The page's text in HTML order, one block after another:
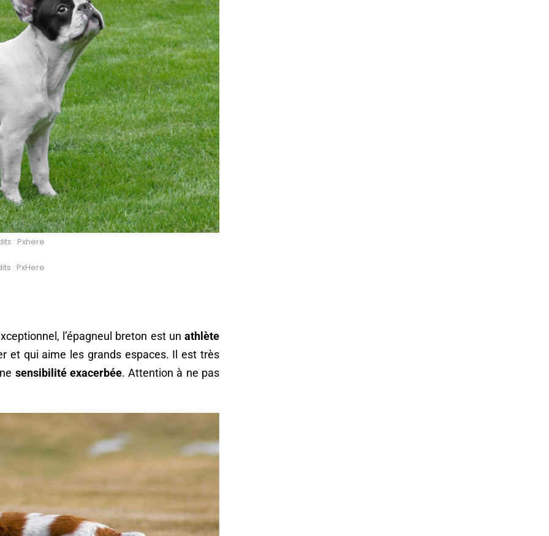
: Pxhere
: PxHere
l’épagneul breton est un athlète
et qui aime les grands espaces. Il est très
sensibilité exacerbée. Attention à ne pas